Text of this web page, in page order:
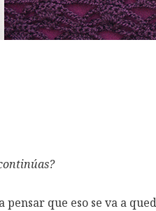
que eso se va a